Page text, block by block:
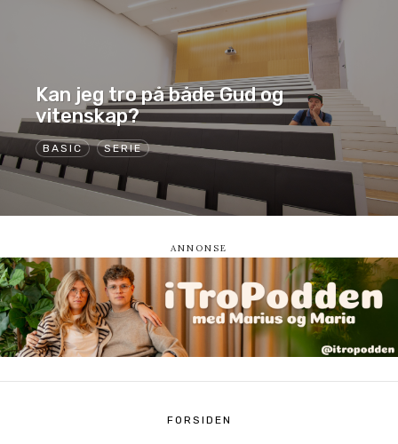
BASIC SERIE
Kan jeg tro på både Gud og
vitenskap?
FORSIDEN